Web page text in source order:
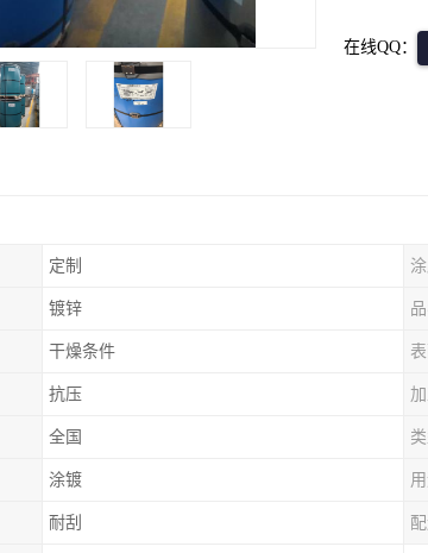
在线QQ：
定制
镀锌
干燥条件
抗压
全国
涂镀
耐刮